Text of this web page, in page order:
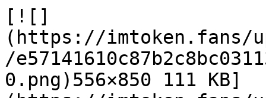
[![]
(https://imtoken.fans/
/
0.png)556×850 111 KB]